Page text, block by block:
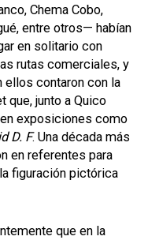
Chema Cobo,
entre otros— habían
en solitario con
rutas comerciales, y
ellos contaron con la
que, junto a Quico
exposiciones como
D. F. Una década más
en referentes para
figuración pictórica
que en la